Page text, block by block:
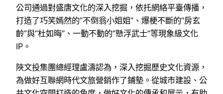
公司通過對盛唐文化的深入挖掘，依托網絡平臺傳播，
打造了巧笑嫣然的“不倒翁小姐姐”、爆梗不斷的“房玄
齡”與“杜如晦”、一動不動的“懸浮武士”等現象級文化
IP。
陜文投集團總經理盧濤認為，深入挖掘歷史文化資源，
為做好互聯網時代文旅營銷作了鋪墊。從城市建設、公